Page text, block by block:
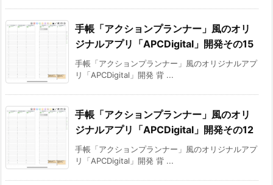
手帳「アクションプランナー」風のオリ
ジナルアプリ「APCDigital」開発その15
手帳「アクションプランナー」風のオリジナルアプ
リ「APCDigital」開発 背 ...
手帳「アクションプランナー」風のオリ
ジナルアプリ「APCDigital」開発その12
手帳「アクションプランナー」風のオリジナルアプ
リ「APCDigital」開発 背 ...